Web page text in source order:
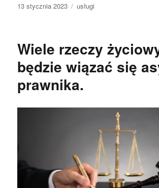
Data
13 stycznia 2023 Kategorie
usługi
Wiele rzeczy
będzie wiązać się
prawnika.